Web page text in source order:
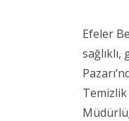
Efeler